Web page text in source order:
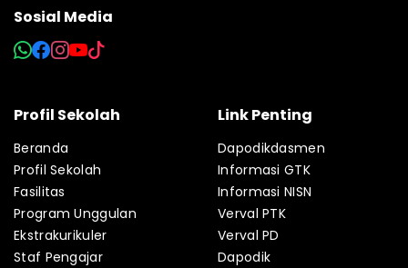
Sosial Media
Profil Sekolah
Beranda
Profil Sekolah
Fasilitas
Program Unggulan
Ekstrakurikuler
Staf Pengajar
Link Penting
Dapodikdasmen
Informasi GTK
Informasi NISN
Verval PTK
Verval PD
Dapodik